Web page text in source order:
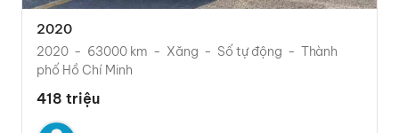
2020
2020 63000 km Xăng Số tự động
Thành
phố Hồ Chí Minh
418 triệu